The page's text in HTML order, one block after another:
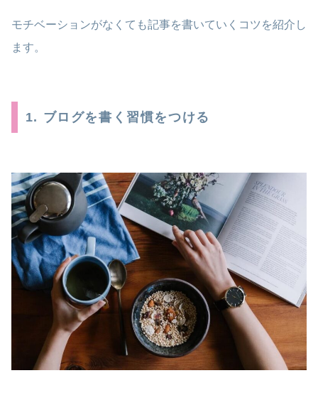
モチベーションがなくても記事を書いていくコツを紹介し
ます。
1. ブログを書く習慣をつける